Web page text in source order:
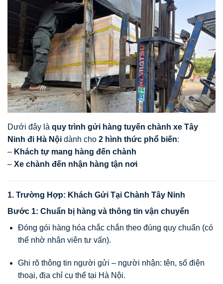
Dưới đây là quy trình gửi hàng tuyến chành xe Tây
Ninh đi Hà Nội dành cho 2 hình thức phổ biến:
– Khách tự mang hàng đến chành
– Xe chành đến nhận hàng tận nơi
1. Trường Hợp: Khách Gửi Tại Chành Tây Ninh
Bước 1: Chuẩn bị hàng và thông tin vận chuyển
Đóng gói hàng hóa chắc chắn theo đúng quy chuẩn (có
thể nhờ nhân viên tư vấn).
Ghi rõ thông tin người gửi – người nhận: tên, số điện
thoại, địa chỉ cụ thể tại Hà Nội.